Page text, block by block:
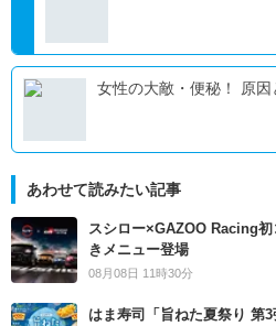
女性の大
あわせて読みたい記事
スシロー×GAZOO Racing
きメニュー登場
08月08日 11時30分
はま寿司「旨ねた夏祭り 第